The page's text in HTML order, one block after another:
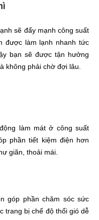
sẽ đẩy mạnh công suất
được làm lạnh nhanh tức
bạn sẽ được tận hưởng
không phải chờ đợi lâu.
làm mát ở công suất
phần tiết kiệm điện hơn
giãn, thoải mái.
góp phần chăm sóc sức
trang bị chế độ thổi gió dễ